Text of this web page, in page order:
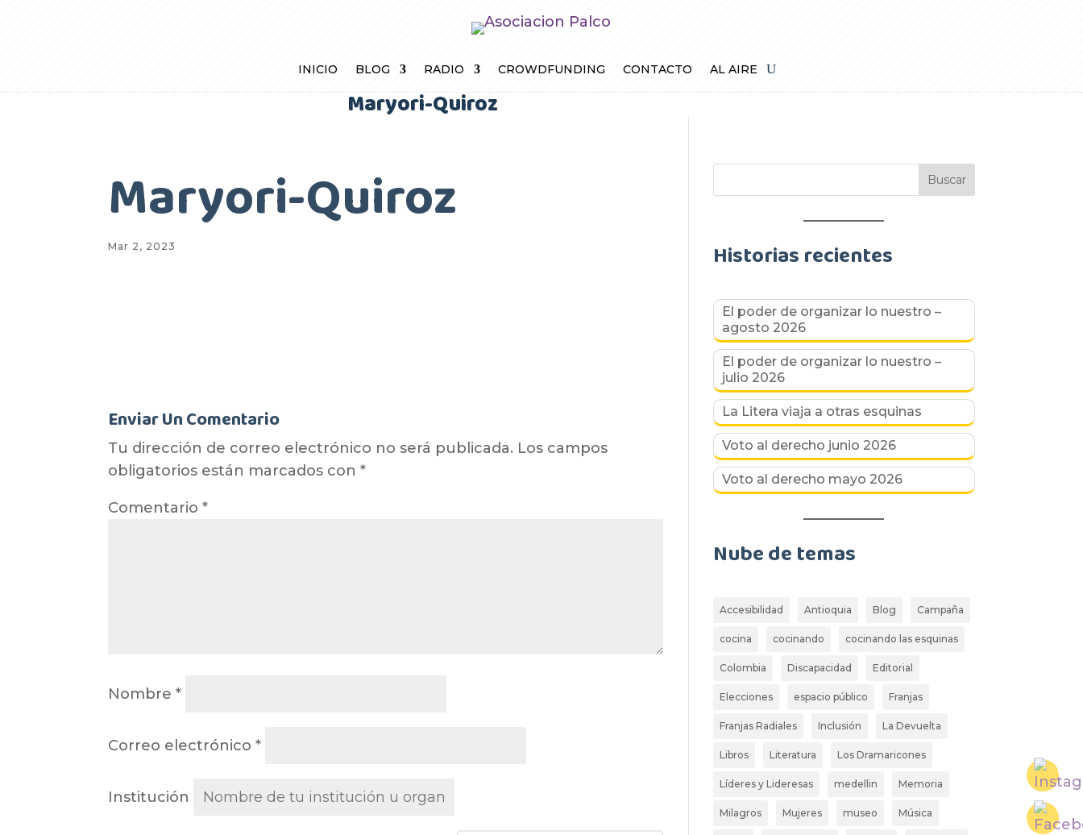
INICIO BLOG RADIO CROWDFUNDING CONTACTO AL AIRE
Maryori-Quiroz
Maryori-Quiroz
Mar 2, 2023
Enviar Un Comentario
Tu dirección de correo electrónico no será publicada. Los campos
obligatorios están marcados con*
Comentario*
Nombre*
Correo electrónico*
Institución
Historias recientes
El poder de organizar lo nuestro –
agosto 2026
El poder de organizar lo nuestro –
julio 2026
La Litera viaja a otras esquinas
Voto al derecho junio 2026
Voto al derecho mayo 2026
Nube de temas
Accesibilidad Antioquia Blog Campaña
cocina cocinando cocinando las esquinas
Colombia Discapacidad Editorial
Elecciones espacio público Franjas
Franjas Radiales Inclusión La Devuelta
Libros Literatura Los Dramaricones
Líderes y Lideresas medellin Memoria
Milagros Mujeres museo Música